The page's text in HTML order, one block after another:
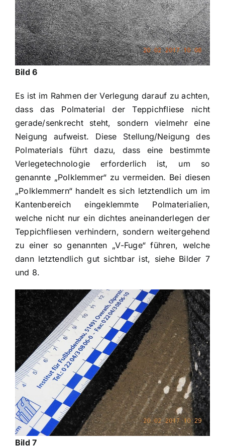
Bild 6
Es ist im Rahmen der Verlegung darauf zu achten,
dass das Polmaterial der Teppichfliese nicht
gerade/senkrecht steht, sondern vielmehr eine
Neigung aufweist. Diese Stellung/Neigung des
Polmaterials führt dazu, dass eine bestimmte
Verlegetechnologie erforderlich ist, um so
genannte „Polklemmer“ zu vermeiden. Bei diesen
„Polklemmern“ handelt es sich letztendlich um im
Kantenbereich eingeklemmte Polmaterialien,
welche nicht nur ein dichtes aneinanderlegen der
Teppichfliesen verhindern, sondern weitergehend
zu einer so genannten „V-Fuge“ führen, welche
dann letztendlich gut sichtbar ist, siehe Bilder 7
und 8.
Bild 7